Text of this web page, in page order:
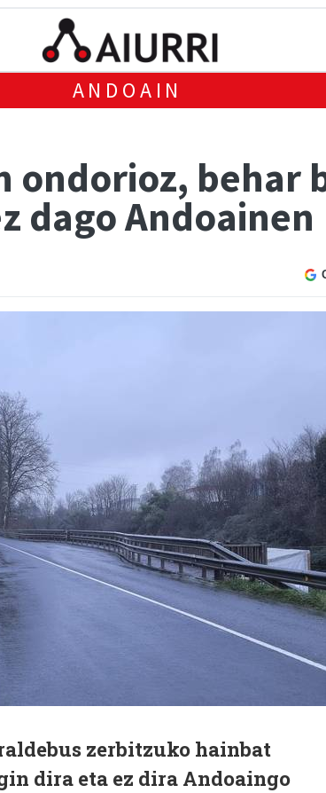
ANDOAIN
ondorioz, behar
dago Andoainen
zerbitzuko hainbat
dira eta ez dira Andoaingo